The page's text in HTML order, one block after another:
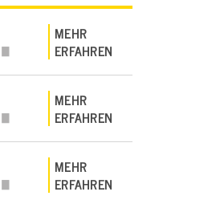
MEHR
ERFAHREN
MEHR
ERFAHREN
MEHR
ERFAHREN